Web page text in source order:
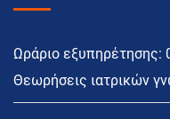
Ωράριο εξυπηρέτησης:
Θεωρήσεις ιατρικών